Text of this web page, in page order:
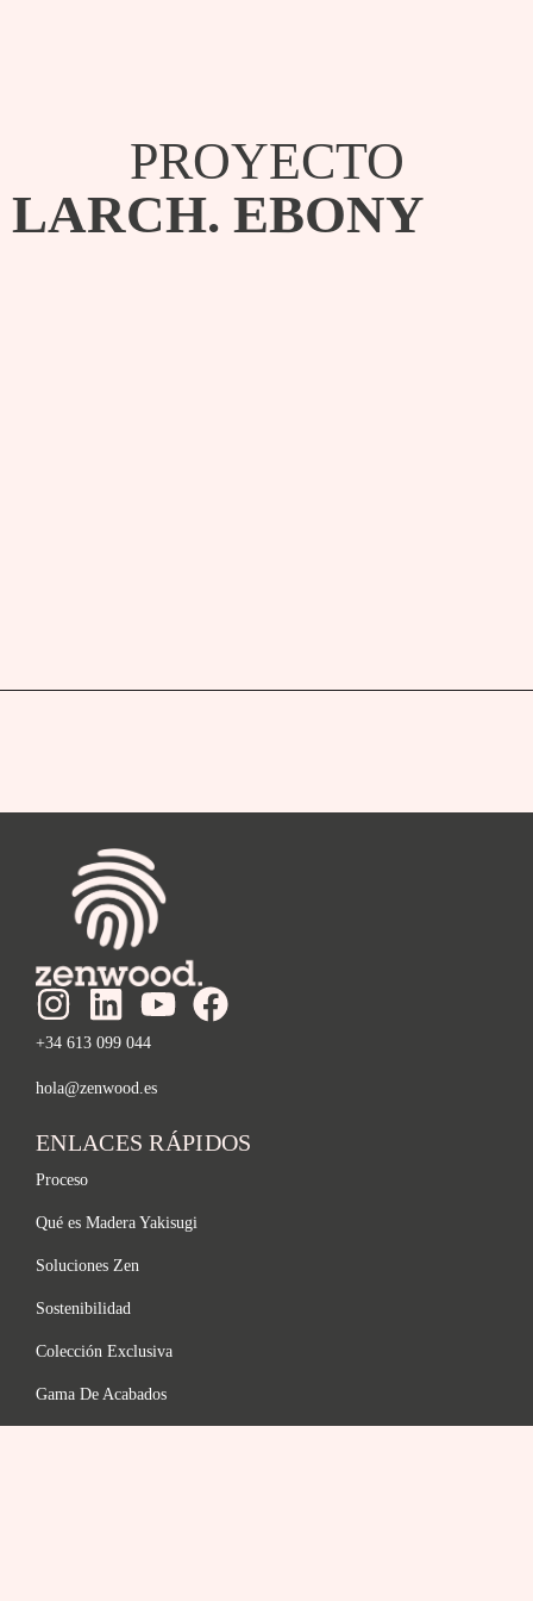
PROYECTO
LARCH. EBONY
+34 613 099 044
hola@zenwood.es
ENLACES RÁPIDOS
Proceso
Qué es Madera Yakisugi
Soluciones Zen
Sostenibilidad
Colección Exclusiva
Gama De Acabados